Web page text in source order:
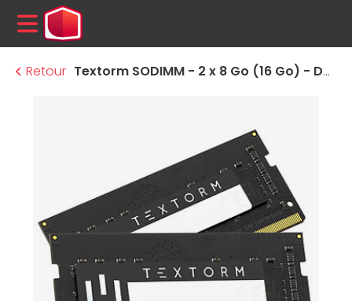
MENU
Retour
Textorm SODIMM - 2 x 8 Go (16 Go) - DDR4 2666 MHz - CL19